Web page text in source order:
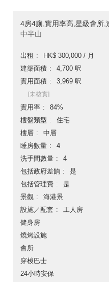
4房4廁,實用率高,星級會所,
中半山
出租
HK$ 300,000 / 月
建築面積
4,700 呎
實用面積
3,969 呎
[未核實]
實用率
84%
樓盤類型
住宅
樓層
中層
睡房數量
4
洗手間數量
4
包括政府差餉
是
包括管理費
是
景觀
海港景
設施／配套
工人房
健身房
燒烤設施
會所
穿梭巴士
24小時安保